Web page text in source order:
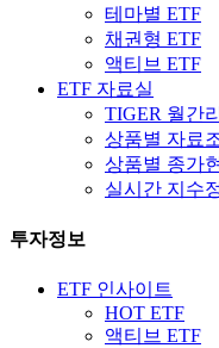
테마별 ETF
채권형 ETF
액티브 ETF
ETF 자료실
TIGER 월간
상품별 자료
상품별 종가
실시간 지수
투자정보
ETF 인사이트
HOT ETF
액티브 ETF